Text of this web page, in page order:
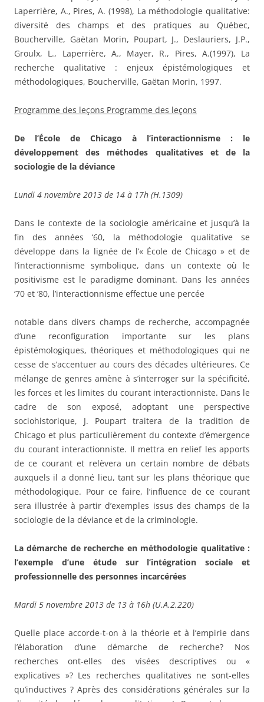
Laperrière, A., Pires, A. (1998), La méthodologie qualitative:
diversité des champs et des pratiques au Québec,
Boucherville, Gaëtan Morin, Poupart, J., Deslauriers, J.P.,
Groulx, L., Laperrière, A., Mayer, R., Pires, A.(1997), La
recherche qualitative : enjeux épistémologiques et
méthodologiques, Boucherville, Gaëtan Morin, 1997.
Programme des leçons Programme des leçons
De l’École de Chicago à l’interactionnisme : le
développement des méthodes qualitatives et de la
sociologie de la déviance
Lundi 4 novembre 2013 de 14 à 17h (H.1309)
Dans le contexte de la sociologie américaine et jusqu’à la
fin des années ‘60, la méthodologie qualitative se
développe dans la lignée de l’« École de Chicago » et de
l’interactionnisme symbolique, dans un contexte où le
positivisme est le paradigme dominant. Dans les années
‘70 et ‘80, l’interactionnisme effectue une percée
notable dans divers champs de recherche, accompagnée
d’une reconfiguration importante sur les plans
épistémologiques, théoriques et méthodologiques qui ne
cesse de s’accentuer au cours des décades ultérieures. Ce
mélange de genres amène à s’interroger sur la spécificité,
les forces et les limites du courant interactionniste. Dans le
cadre de son exposé, adoptant une perspective
sociohistorique, J. Poupart traitera de la tradition de
Chicago et plus particulièrement du contexte d’émergence
du courant interactionniste. Il mettra en relief les apports
de ce courant et relèvera un certain nombre de débats
auxquels il a donné lieu, tant sur les plans théorique que
méthodologique. Pour ce faire, l’influence de ce courant
sera illustrée à partir d’exemples issus des champs de la
sociologie de la déviance et de la criminologie.
La démarche de recherche en méthodologie qualitative :
l’exemple d’une étude sur l’intégration sociale et
professionnelle des personnes incarcérées
Mardi 5 novembre 2013 de 13 à 16h (U.A.2.220)
Quelle place accorde-t-on à la théorie et à l’empirie dans
l’élaboration d’une démarche de recherche? Nos
recherches ont-elles des visées descriptives ou «
explicatives »? Les recherches qualitatives ne sont-elles
qu’inductives ? Après des considérations générales sur la